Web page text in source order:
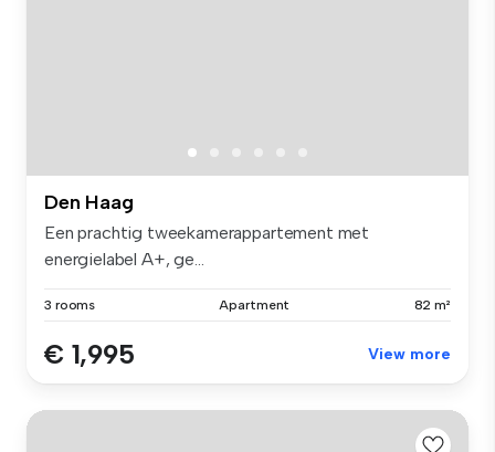
Den Haag
Een prachtig tweekamerappartement met
energielabel A+, ge...
3 rooms Apartment 82 m²
€ 1,995 View more